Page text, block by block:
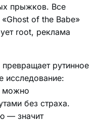
прыжков. Все
of the Babe»
root, реклама
рутинное
исследование:
можно
без страха.
— значит